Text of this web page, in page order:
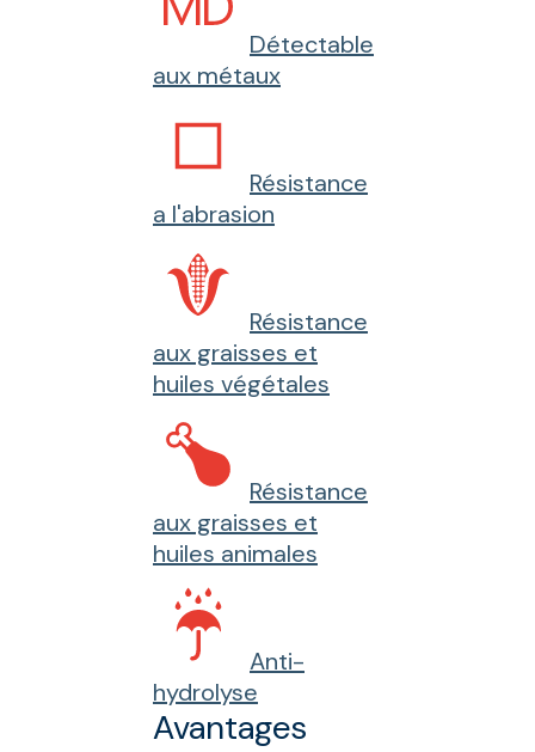
Détectable
aux métaux
Résistance
a l'abrasion
Résistance
aux graisses et
huiles végétales
Résistance
aux graisses et
huiles animales
Anti-
hydrolyse
Avantages